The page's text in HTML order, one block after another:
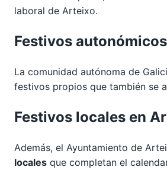
laboral de Arteixo.
Festivos
La comunidad autónoma de
festivos propios que también se
Festivos locales en
Además, el Ayuntamiento de
locales que completan el